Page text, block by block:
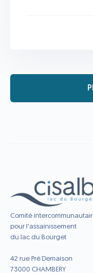
Comité
pour l'assainissement
du lac du Bourget
42 rue Pré Demaison
73000 CHAMBERY